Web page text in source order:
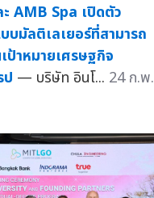
AMB Spa เปิดตัว
มัลติเลเยอร์ที่สามารถ
ป้าหมายเศรษฐกิจ
ป — บริษัท อินโ... 24 ก.พ.